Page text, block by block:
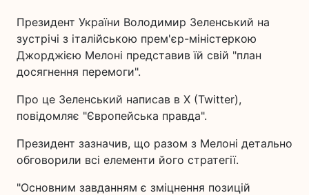
Президент України Володимир Зеленський на
зустрічі з італійською прем'єр-міністеркою
Джорджією Мелоні представив їй свій "план
досягнення перемоги".
Про це Зеленський написав в X (Twitter),
повідомляє "Європейська правда".
Президент зазначив, що разом з Мелоні детально
обговорили всі елементи його стратегії.
"Основним завданням є зміцнення позицій